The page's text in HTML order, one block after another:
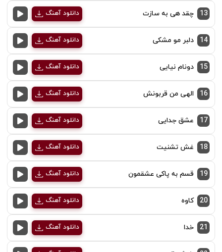
13 چقد هی به سازت دانلود آهنگ
14 دلبر مو مشکی دانلود آهنگ
15 دونام نیایی دانلود آهنگ
16 الهی من قربونش دانلود آهنگ
17 عشق جدایی دانلود آهنگ
18 غش تشنیت دانلود آهنگ
19 قسم به پاکی عشقمون دانلود آهنگ
20 کاوه دانلود آهنگ
21 خدا دانلود آهنگ